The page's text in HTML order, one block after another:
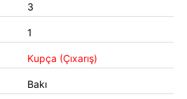
3
1
Kupça (Çıxarış)
Bakı